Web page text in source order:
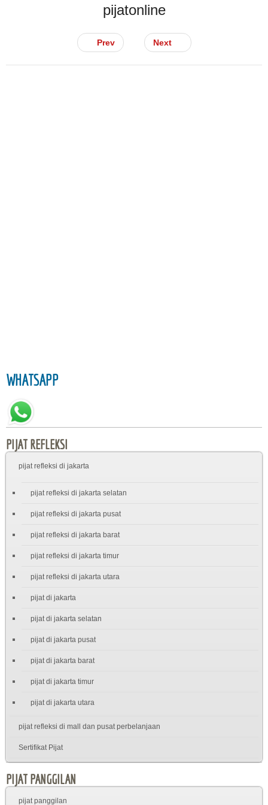
pijatonline
Prev Next
WHATSAPP
PIJAT REFLEKSI
pijat refleksi di jakarta
pijat refleksi di jakarta selatan
pijat refleksi di jakarta pusat
pijat refleksi di jakarta barat
pijat refleksi di jakarta timur
pijat refleksi di jakarta utara
pijat di jakarta
pijat di jakarta selatan
pijat di jakarta pusat
pijat di jakarta barat
pijat di jakarta timur
pijat di jakarta utara
pijat refleksi di mall dan pusat perbelanjaan
Sertifikat Pijat
PIJAT PANGGILAN
pijat panggilan